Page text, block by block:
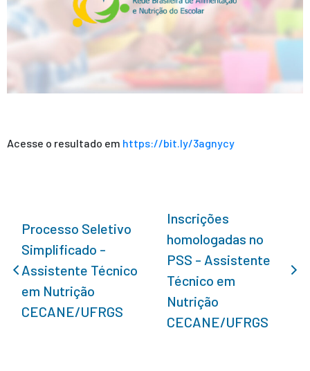
Acesse o resultado em https://bit.ly/3agnycy
Processo Seletivo
Simplificado -
Assistente Técnico
em Nutrição
CECANE/UFRGS
Inscrições
homologadas no
PSS - Assistente
Técnico em
Nutrição
CECANE/UFRGS